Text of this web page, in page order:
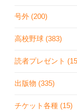
号外 (200)
高校野球 (383)
読者プレゼント
出版物 (335)
チケット各種 (15)